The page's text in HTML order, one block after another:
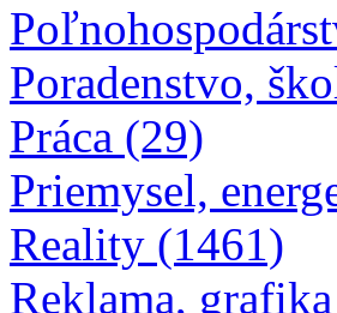
Poradenstvo,
Práca (29)
Priemysel,
Reality (1461)
Reklama,